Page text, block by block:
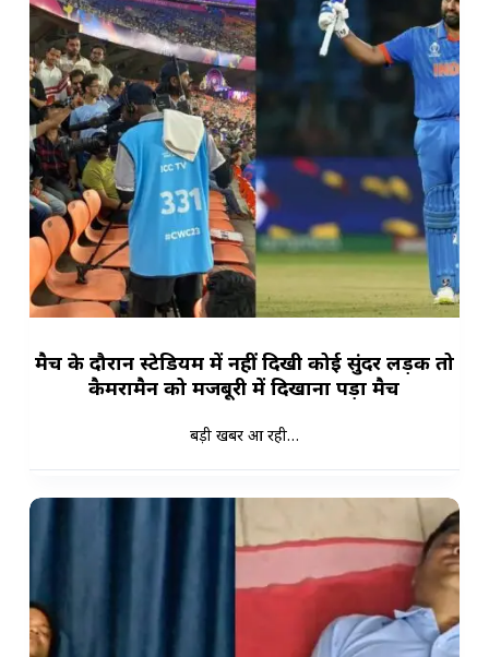
मैच के दौरान स्टेडियम में नहीं दिखी कोई सुंदर लड़की तो
कैमरामैन को मजबूरी में दिखाना पड़ा मैच
बड़ी खबर आ रही…